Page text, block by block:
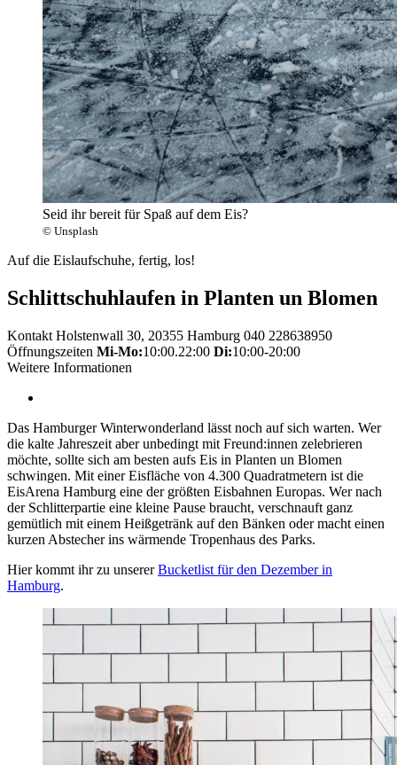
Seid ihr bereit für Spaß auf dem Eis?
© Unsplash
Auf die Eislaufschuhe, fertig, los!
Schlittschuhlaufen in Planten un Blomen
Kontakt Holstenwall 30, 20355 Hamburg 040 228638950
Öffnungszeiten Mi-Mo:10:00.22:00 Di:10:00-20:00
Weitere Informationen
Das Hamburger Winterwonderland lässt noch auf sich warten. Wer
die kalte Jahreszeit aber unbedingt mit Freund:innen zelebrieren
möchte, sollte sich am besten aufs Eis in Planten un Blomen
schwingen. Mit einer Eisfläche von 4.300 Quadratmetern ist die
EisArena Hamburg eine der größten Eisbahnen Europas. Wer nach
der Schlitterpartie eine kleine Pause braucht, verschnauft ganz
gemütlich mit einem Heißgetränk auf den Bänken oder macht einen
kurzen Abstecher ins wärmende Tropenhaus des Parks.
Hier kommt ihr zu unsererBucketlist für den Dezember in
Hamburg.